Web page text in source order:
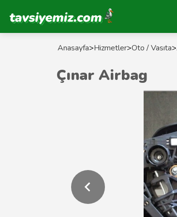
Tavsiyemiz Anasayfa
Anasayfa>Hizmetler>Oto / Vasıta>
Çınar Airbag